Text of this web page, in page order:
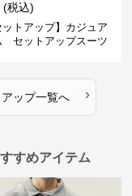
(税込)
ットアップ】カジュア
セットアップスーツ
ップ一覧へ ›
すめアイテム